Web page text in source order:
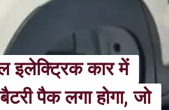
इलेक्ट्रिक कार में
पैक लगा होगा, जो
इलेक्ट्रिक कार में
पैक लगा होगा, जो